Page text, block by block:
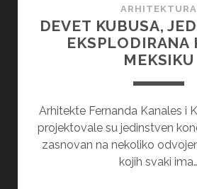
ARHITEKTURA
DEVET KUBUSA,
EKSPLODIRANA
MEKSIKU
Arhitekte Fernanda Kanales i
projektovale su jedinstven
zasnovan na nekoliko
kojih svaki ima…